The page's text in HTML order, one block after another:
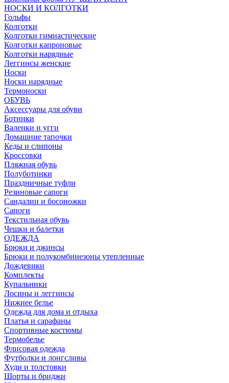
НОСКИ И КОЛГОТКИ
Гольфы
Колготки
Колготки гимнастические
Колготки капроновые
Колготки нарядные
Леггинсы женские
Носки
Носки нарядные
Термоноски
ОБУВЬ
Аксессуары для обуви
Ботинки
Валенки и угги
Домашние тапочки
Кеды и слипоны
Кроссовки
Пляжная обувь
Полуботинки
Праздничные туфли
Резиновые сапоги
Сандалии и босоножки
Сапоги
Текстильная обувь
Чешки и балетки
ОДЕЖДА
Брюки и джинсы
Брюки и полукомбинезоны утепленные
Дождевики
Комплекты
Купальники
Лосины и леггинсы
Нижнее белье
Одежда для дома и отдыха
Платья и сарафаны
Спортивные костюмы
Термобелье
Флисовая одежда
Футболки и лонгсливы
Худи и толстовки
Шорты и бриджи